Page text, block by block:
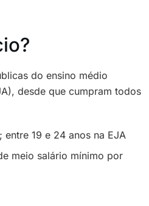
do ensino médio
desde que cumpram todos
19 e 24 anos na EJA
meio salário mínimo por